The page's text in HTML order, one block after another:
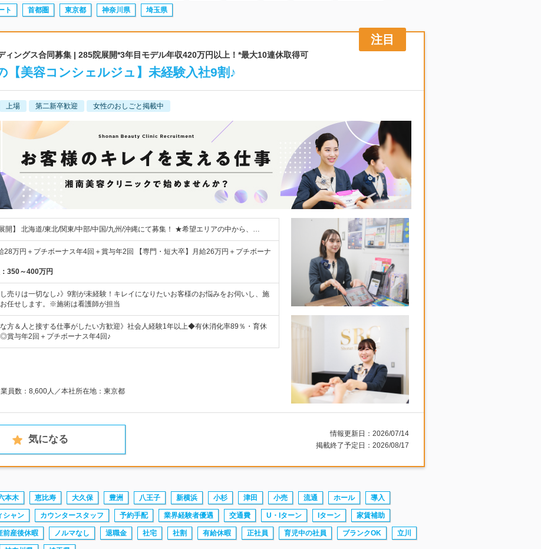
ト 首都圏 東京都 神奈川県 埼玉県
ィングス合同募集 | 285院展開*3年目モデル年収420万円以上！*最大10連休取得可
【美容コンシェルジュ】未経験入社9割♪
上場 第二新卒歓迎 女性のおしごと掲載中
開】 北海道/東北/関東/中部/中国/九州/沖縄にて募集！ ★希望エリアの中から、…
28万円＋プチボーナス年4回＋賞与年2回 【専門・短大卒】月給26万円＋プチボーナ
350～400万円
し売りは一切なし♪》9割が未経験！キレイになりたいお客様のお悩みをお伺いし、施
任せします。※施術は看護師が担当
な方＆人と接する仕事がしたい方歓迎》社会人経験1年以上◆有休消化率89％・育休
賞与年2回＋プチボーナス年4回♪
員数：8,600人／本社所在地：東京都
気になる
情報更新日：2026/07/14
掲載終了予定日：2026/08/17
本木 恵比寿 大久保 豊洲 八王子 新横浜 小杉 津田 小売 流通 ホール 導入
シャン カウンタースタッフ 予約手配 業界経験者優遇 交通費 U・Iターン Iターン 家賃補助
前産後休暇 ノルマなし 退職金 社宅 社割 有給休暇 正社員 育児中の社員 ブランクOK 立川